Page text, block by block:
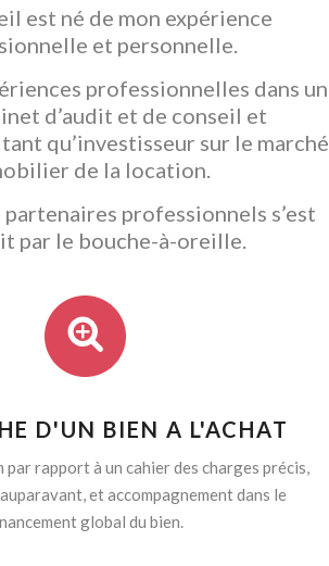
est né de mon expérience
et personnelle.
professionnelles dans un
d’audit et de conseil et
qu’investisseur sur le marché
de la location.
professionnels s’est
par le bouche-à-oreille.
D'UN BIEN A L'ACHAT
par rapport à un cahier des charges précis,
et accompagnement dans le
global du bien.